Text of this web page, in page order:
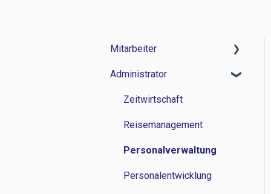
Mitarbeiter
Zeitwirtschaft
Reisemanagement
Personalverwaltung
Lohn und Gehalt
Grundlagen
Administrator
Zeitwirtschaft
Reisemanagement
Personalverwaltung
Personalentwicklung